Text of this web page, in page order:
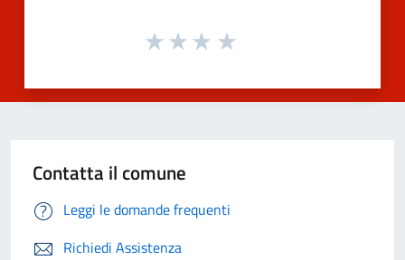
Contatta il comune
Leggi le domande frequenti
Richiedi Assistenza